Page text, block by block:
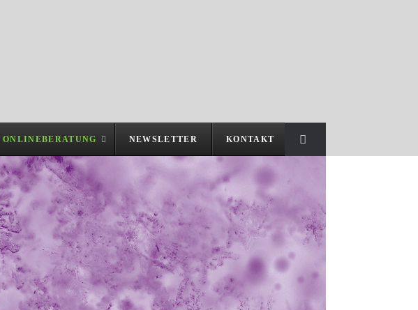
ONLINEBERATUNG NEWSLETTER KONTAKT